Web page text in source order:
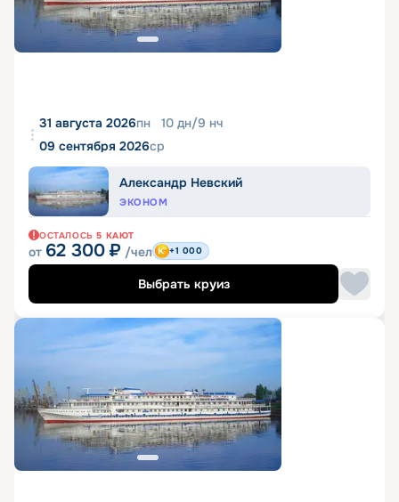
31 августа 2026пн 10 дн/9 нч
09 сентября 2026ср
Александр Невский
ЭКОНОМ
ОСТАЛОСЬ 5 КАЮТ
от 62 300 ₽ /чел +1 000
Выбрать круиз